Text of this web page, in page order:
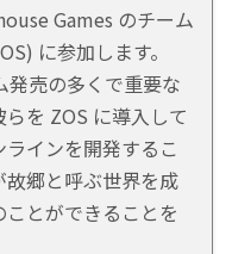
Games のチーム
に参加します。
売の多くで重要な
を ZOS に導入して
インを開発するこ
郷と呼ぶ世界を成
とができることを